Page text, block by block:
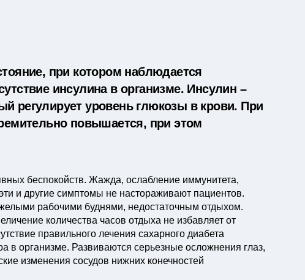
при котором наблюдается
инсулина в организме. Инсулин –
регулирует уровень глюкозы в крови. При
повышается, при этом
беспокойств. Жажда, ослабление иммунитета,
и другие симптомы не настораживают пациентов.
рабочими буднями, недостаточным отдыхом.
количества часов отдыха не избавляет от
правильного лечения сахарного диабета
в организме. Развиваются серьезные осложнения глаз,
изменения сосудов нижних конечностей